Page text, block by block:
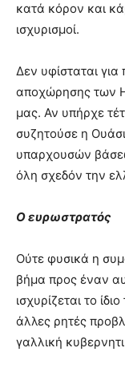
κατά κόρον και
ισχυρισμοί.
Δεν υφίσταται
αποχώρησης των
μας. Αν υπήρχε
συζητούσε η
υπαρχουσών
όλη σχεδόν την
Ο ευρωστρατός
Ούτε φυσικά η
βήμα προς έναν
ισχυρίζεται το
άλλες ρητές
γαλλική